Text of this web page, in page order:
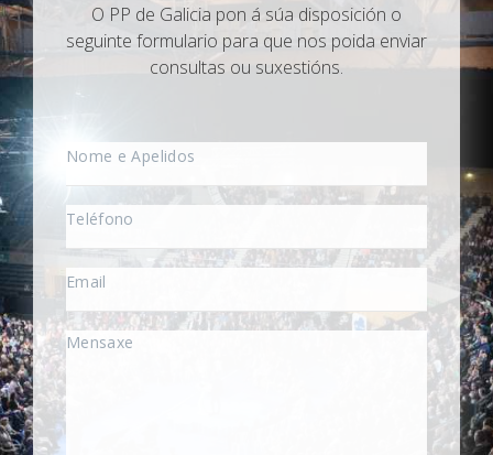
O PP de Galicia pon á súa disposición o
seguinte formulario para que nos poida enviar
consultas ou suxestións.